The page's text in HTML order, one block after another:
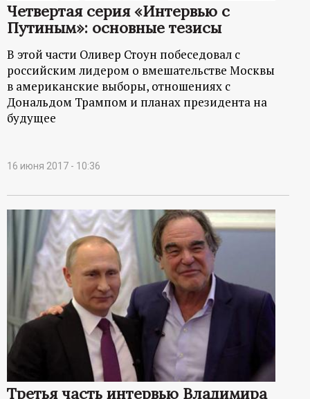
Четвертая серия «Интервью с
Путиным»: основные тезисы
В этой части Оливер Стоун побеседовал с
российским лидером о вмешательстве Москвы
в американские выборы, отношениях с
Дональдом Трампом и планах президента на
будущее
16 июня 2017 - 10:36
Третья часть интервью Владимира